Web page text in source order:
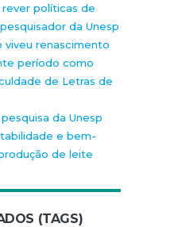
políticas de
da Unesp
viveu renascimento
período como
de Letras de
da Unesp
e bem-
de leite
(TAGS)